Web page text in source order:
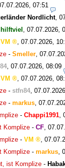
07:51
Nordlicht,
07.07.2026,
VM
07.07.2026,
- Smeller
07.07.2026, 08:09
VM
07.07.2026,
- stfn84
- markus
- Chappi1991
Komplize - CF
- VM
Komplize - markus
ist Komplize -